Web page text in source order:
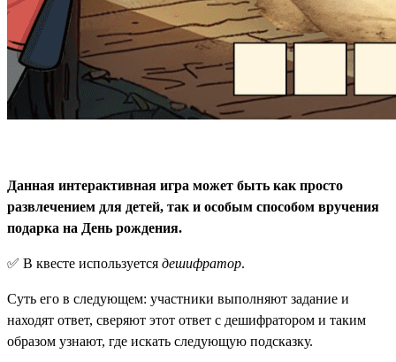
Данная интерактивная игра может быть как просто
развлечением для детей, так и особым способом вручения
подарка на День рождения.
✅ В квесте используется дешифратор.
Суть его в следующем: участники выполняют задание и
находят ответ, сверяют этот ответ с дешифратором и таким
образом узнают, где искать следующую подсказку.